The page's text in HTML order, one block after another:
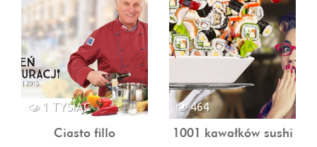
1 TYSIĄC
Ciasto fillo
464
1001 kawałków sushi